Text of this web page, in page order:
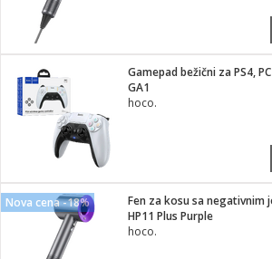
Vitrine
Gamepad bežični za PS4, PC
GA1
hoco.
Nova cena -18%
HP11 Plus Purple
hoco.